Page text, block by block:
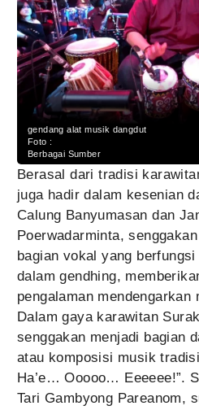
gendang alat musik dangdut
Foto :
Berbagai Sumber
Berasal dari tradisi
juga hadir dalam kesenian
Calung Banyumasan dan
Poerwadarminta,
bagian vokal yang
dalam gendhing,
pengalaman mendengarkan
Dalam gaya karawitan
senggakan menjadi bagian
atau komposisi musik
Ha’e… Ooooo… Eeeeee!”.
Tari Gambyong Pareanom,